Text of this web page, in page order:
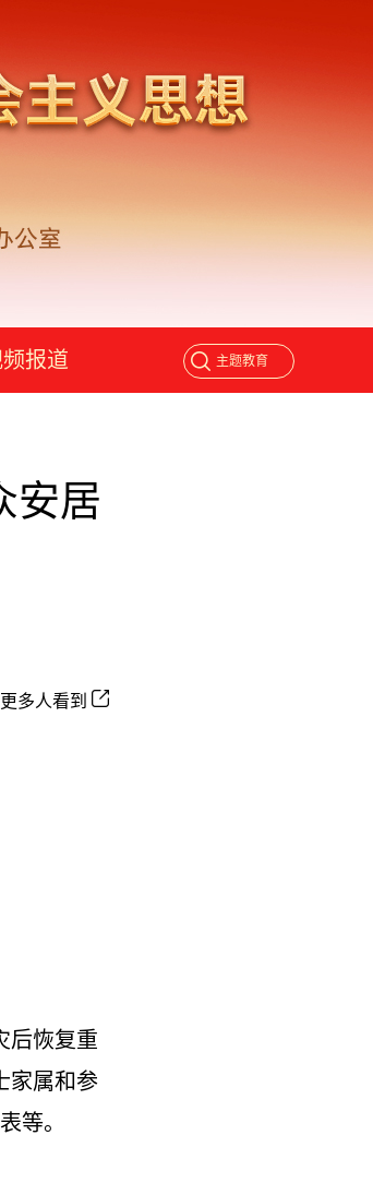
报道
安居
多人看到
后恢复重
家属和参
等。